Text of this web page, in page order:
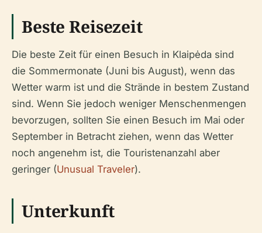
Beste Reisezeit
Die beste Zeit für einen Besuch in Klaipėda sind
die Sommermonate (Juni bis August), wenn das
Wetter warm ist und die Strände in bestem Zustand
sind. Wenn Sie jedoch weniger Menschenmengen
bevorzugen, sollten Sie einen Besuch im Mai oder
September in Betracht ziehen, wenn das Wetter
noch angenehm ist, die Touristenanzahl aber
geringer (Unusual Traveler).
Unterkunft